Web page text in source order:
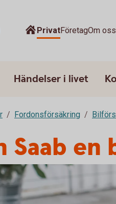
PrivatFöretagOm oss
Händelser i livet
Fordonsförsäkring
Saab